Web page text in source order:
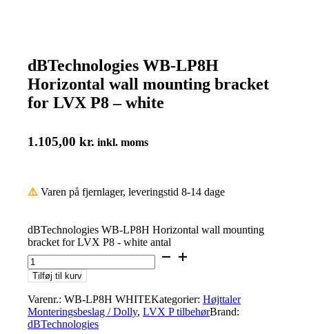
dBTechnologies WB-LP8H
Horizontal wall mounting bracket
for LVX P8 – white
1.105,00 kr. inkl. moms
⚠️ Varen på fjernlager, leveringstid 8-14 dage
dBTechnologies WB-LP8H Horizontal wall mounting
bracket for LVX P8 - white antal
Tilføj til kurv
Varenr.: WB-LP8H WHITEKategorier: Højttaler
Monteringsbeslag / Dolly, LVX P tilbehørBrand:
dBTechnologies